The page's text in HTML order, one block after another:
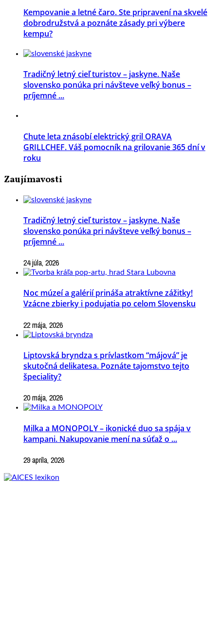
Kempovanie a letné čaro. Ste pripravení na skvelé
dobrodružstvá a poznáte zásady pri výbere
kempu?
Tradičný letný cieľ turistov – jaskyne. Naše
slovensko ponúka pri návšteve veľký bonus –
príjemné ...
Chute leta znásobí elektrický gril ORAVA
GRILLCHEF. Váš pomocník na grilovanie 365 dní v
roku
Zaujímavosti
Tradičný letný cieľ turistov – jaskyne. Naše
slovensko ponúka pri návšteve veľký bonus –
príjemné ...
24 júla, 2026
Noc múzeí a galérií prináša atraktívne zážitky!
Vzácne zbierky i podujatia po celom Slovensku
22 mája, 2026
Liptovská bryndza s prívlastkom “májová” je
skutočná delikatesa. Poznáte tajomstvo tejto
špeciality?
20 mája, 2026
Milka a MONOPOLY – ikonické duo sa spája v
kampani. Nakupovanie mení na súťaž o ...
29 apríla, 2026